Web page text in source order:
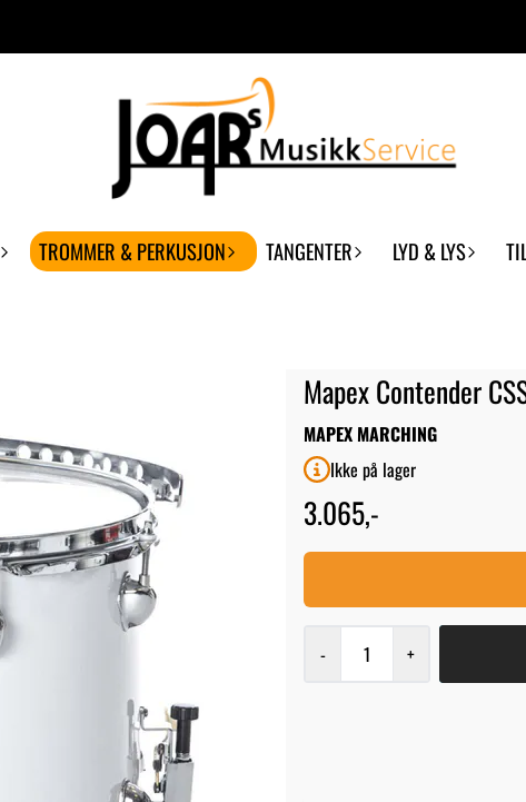
TROMMER & PERKUSJON TANGENTER LYD & LYS
Mapex Contender
MAPEX MARCHING
Ikke på lager
3.065,-
- +